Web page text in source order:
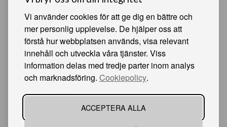
Vi använder cookies för att ge dig en bättre och
mer personlig upplevelse. De hjälper oss att
förstå hur webbplatsen används, visa relevant
innehåll och utveckla våra tjänster. Viss
information delas med tredje parter inom analys
och marknadsföring. Cookiepolicy.
ACCEPTERA ALLA
Bjälverud 540, 68693 Sunne
HJÄLPSAMMA SIDOR
Något du vill sälja?
Att köpa från oss
Om oss
Våra auktioner